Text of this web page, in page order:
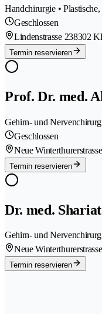
Handchirurgie •
Geschlossen
Lindenstrasse 238302
Termin reservieren
Prof. Dr. med.
Gehirn- und
Geschlossen
Neue
Termin reservieren
Dr. med.
Gehirn- und
Neue
Termin reservieren